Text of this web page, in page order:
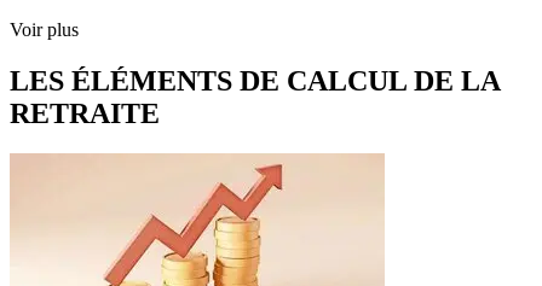
Voir plus
LES ÉLÉMENTS DE CALCUL DE LA
RETRAITE